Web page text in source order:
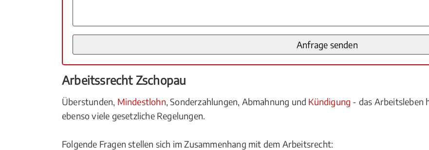
Arbeitssrecht Zschopau
Überstunden, Mindestlohn, Sonderzahlungen, Abmahnung und Kündigung - das Arbeitsleben
ebenso viele gesetzliche Regelungen.
Folgende Fragen stellen sich im Zusammenhang mit dem Arbeitsrecht: